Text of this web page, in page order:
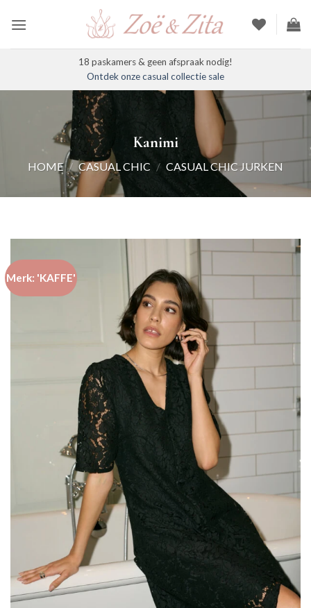
naar
18 paskamers & geen afspraak nodig!
Ontdek onze casual collectie sale
Kanimi
HOME / CASUAL CHIC / CASUAL CHIC JURKEN
Merk: 'KAFFE'